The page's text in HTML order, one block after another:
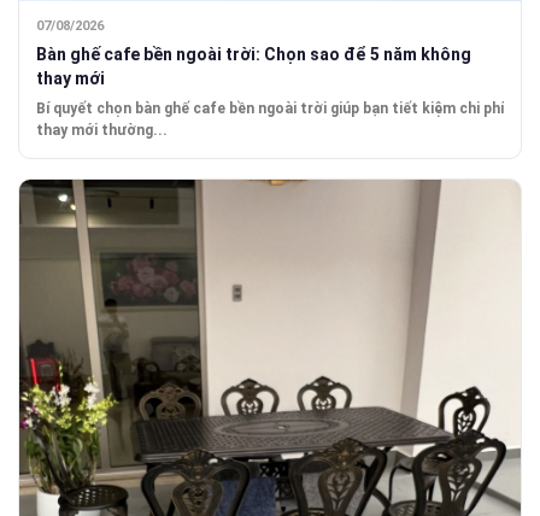
07/08/2026
Bàn ghế cafe bền ngoài trời: Chọn sao để 5 năm không
thay mới
Bí quyết chọn bàn ghế cafe bền ngoài trời giúp bạn tiết kiệm chi phí
thay mới thường...